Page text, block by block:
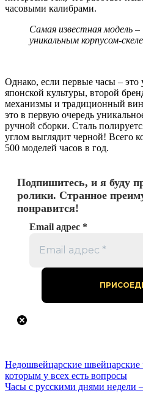
часовыми калибрами.
Самая известная модель – 7 окон: часы с
уникальным корпусом-
Однако, если первые часы –
японской культуры, второй
механизмы и традиционный
это в первую очередь
ручной сборки. Сталь
углом выглядит черной! Всего
500 моделей часов в год.
Подпишитесь, и я буду
ролики. Странное
понравится!
Email адрес *
Навигация
по
Недошвейцарские швейцарские
которым у всех есть вопросы
Часы с русскими днями недели